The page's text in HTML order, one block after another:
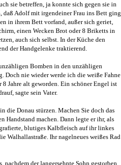
sie betreffen, ja konnte sich gegen sie in
daß Adolf mit irgendeiner Frau ins Bett ging
in ihrem Bett vorfand, außer sich geriet,
einen Wecken Brot oder 8 Briketts in
auch sich selbst. In der Küche den
der Handgelenke traktierend.
Bomben in den unzähligen
Doch nie wieder werde ich die weiße Fahne
Jahre alt geworden. Ein schöner Engel ist
sagte sein Vater.
die Donau stürzen. Machen Sie doch das
Handstand machen. Dann legte er ihr, als
blutiges Kalbfleisch auf ihr linkes
Walhallastraße. Ihr nagelneues weißes Rad
der langersehnte Sohn gestorben